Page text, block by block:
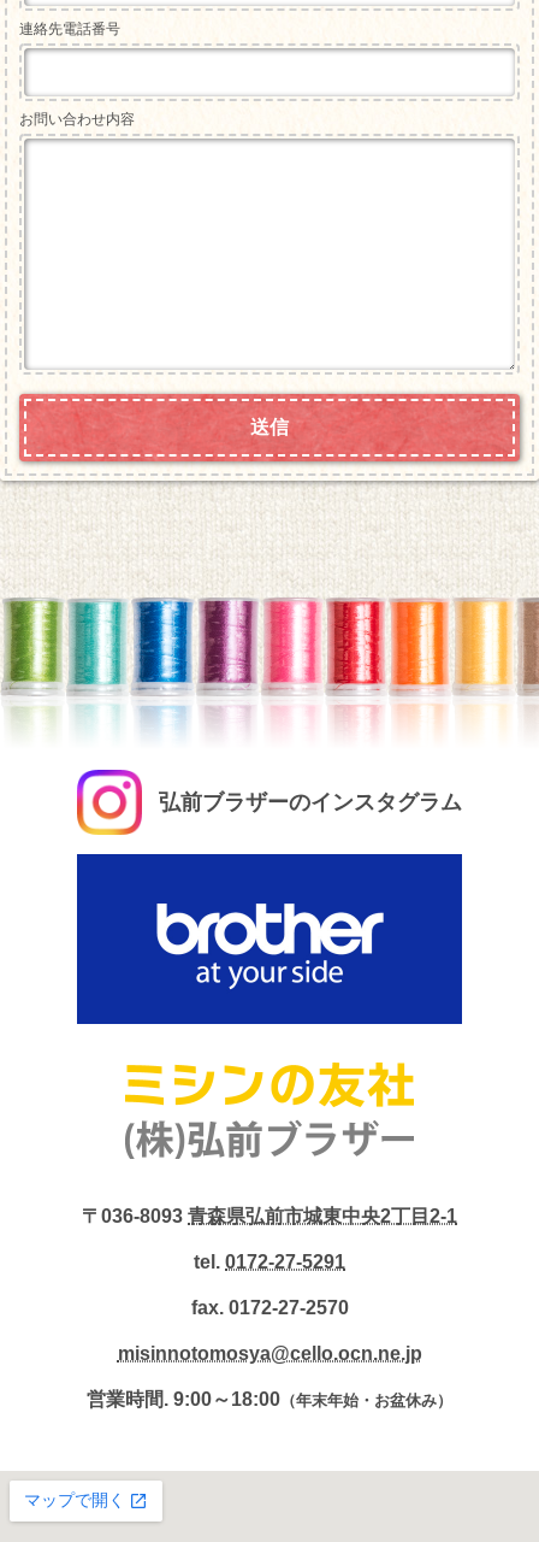
連絡先電話番号
お問い合わせ内容
弘前ブラザーのインスタグラム
〒036-8093 青森県弘前市城東中央2丁目2-1
tel. 0172-27-5291
fax. 0172-27-2570
misinnotomosya@cello.ocn.ne.jp
営業時間. 9:00～18:00 （年末年始・お盆休み）